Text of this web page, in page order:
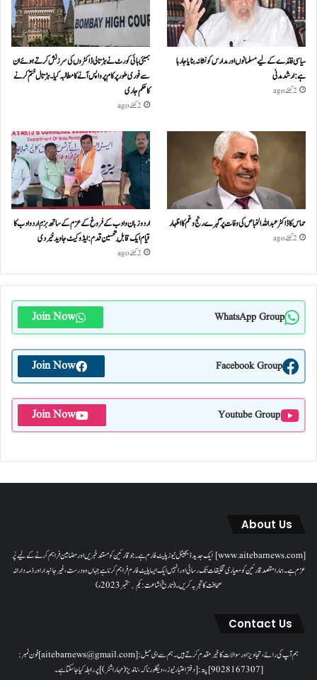
سیاسی فائدے کے لیے مسلمانوں اور مدارس کو نشانہ بنایا جا رہا
ہے: ارشد مدنی
2 گھنٹے ago
بمبئی ہائی کورٹ نے ہڑتالی ڈاکٹروں کی سرزنش کرتے ہوئے ان
سے فوری طور پر کام پر واپس آنے کا مطالبہ کیا۔ہڑتال ختم کرنے
کا حکم جاری
2 گھنٹے ago
حماس کا ڈاکٹر عبداللہ الخباص کی وفات پر گہرے رنج وغم کااظہار
2 گھنٹے ago
اردو زبان و ادب کے فروغ کے عزم کے ساتھ بزمِ اردو ادب کا
قیام ایک قابلِ تحسین قدم : ایڈوکیٹ جاوید خیردی
2 گھنٹے ago
WhatsApp Group
Join Now
Facebook Group
Join Now
Youtube Group
Join Now
About Us
[www.aitebarnews.com] ایک جدید ڈیجیٹل نیوز پلیٹ فارم ہے۔ جو قارئین کو مستند خبریں اور مضامین فراہم کرنے کے لیے پُر
عزم ہے۔ ہمارا مقصدقارئین کو معیاری تخلیقات تک رسائی اور انہیں ایک ایسا پلیٹ فارم فراہم کرنا ہے جہاں وہ درست، غیر جانبدار اور ذمہ دارانہ
صحافت کا تجربہ کریں۔( تاریخ اشاعت : یکم؍ ستمبر 2023ء)
Contact Us
ہم آپ کی رائے، تجاویز اور سوالات کا خیرمقدم کرتے ہیں۔ ہم سےای میل: [aitebarnews@gmail.com]فون نمبر:
[9028167307]پتہ: [دفتر اعتبار نیوز، ، دیگلور ناکہ، ناندیڑ(مہاراشٹر) ] پر رابطہ کیا جاسکتا ہے۔